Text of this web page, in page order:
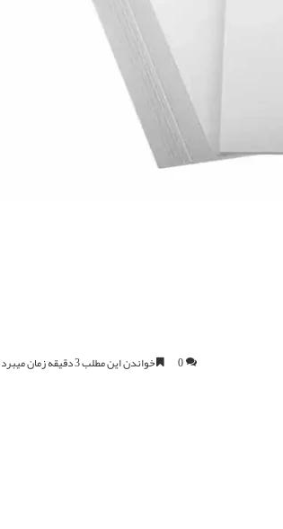
0 خواندن این مطلب 3 دقیقه زمان میبرد